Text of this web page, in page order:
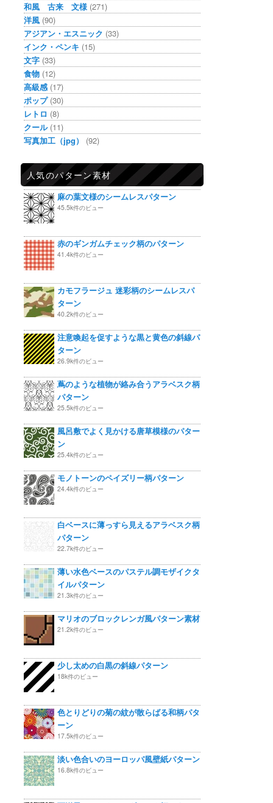
和風 古来 文様 (271)
洋風 (90)
アジアン・エスニック (33)
インク・ペンキ (15)
文字 (33)
食物 (12)
高級感 (17)
ポップ(30)
レトロ (8)
クール(11)
写真加工（jpg）
(92)
人気のパターン素材
麻の葉文様のシームレスパターン
45.5k件のビュー
赤のギンガムチェック柄のパターン
41.4k件のビュー
カモフラージュ 迷彩柄のシームレスパ
ターン
40.2k件のビュー
注意喚起を促すような黒と黄色の斜線パ
ターン
26.9k件のビュー
蔦のような植物が絡み合うアラベスク柄
パターン
25.5k件のビュー
風呂敷でよく見かける唐草模様のパター
ン
25.4k件のビュー
モノトーンのペイズリー柄パターン
24.4k件のビュー
白ベースに薄っすら見えるアラベスク柄
パターン
22.7k件のビュー
薄い水色ベースのパステル調モザイクタ
イルパターン
21.3k件のビュー
マリオのブロックレンガ風パターン素材
21.2k件のビュー
少し太めの白黒の斜線パターン
18k件のビュー
色とりどりの菊の紋が散らばる和柄パタ
ーン
17.5k件のビュー
淡い色合いのヨーロッパ風壁紙パターン
16.8k件のビュー